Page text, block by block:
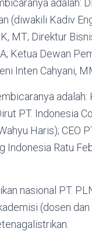
adalah:
(diwakili Kadiv
MT; Direktur
Ketua Dewan
Inten Cahyani,
adalah:
PT. Indonesia
Haris); CEO
Indonesia Ratu
nasional PT.
(dosen dan